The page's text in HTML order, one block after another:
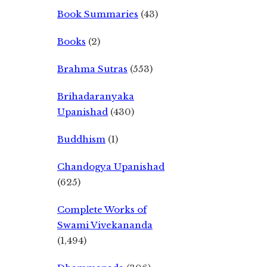
Book Summaries (43)
Books (2)
Brahma Sutras (553)
Brihadaranyaka
Upanishad (430)
Buddhism (1)
Chandogya Upanishad
(625)
Complete Works of
Swami Vivekananda
(1,494)